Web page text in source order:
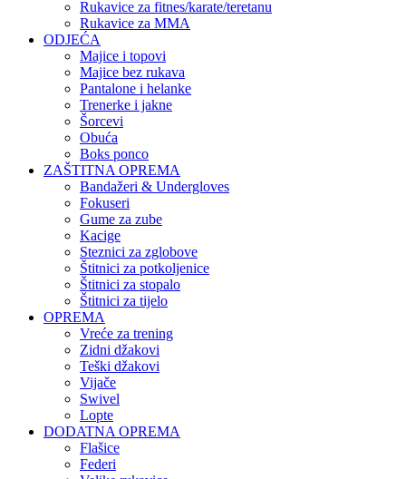
Rukavice za fitnes/karate/teretanu
Rukavice za MMA
ODJEĆA
Majice i topovi
Majice bez rukava
Pantalone i helanke
Trenerke i jakne
Šorcevi
Obuća
Boks ponco
ZAŠTITNA OPREMA
Bandažeri & Undergloves
Fokuseri
Gume za zube
Kacige
Steznici za zglobove
Štitnici za potkoljenice
Štitnici za stopalo
Štitnici za tijelo
OPREMA
Vreće za trening
Zidni džakovi
Teški džakovi
Vijače
Swivel
Lopte
DODATNA OPREMA
Flašice
Federi